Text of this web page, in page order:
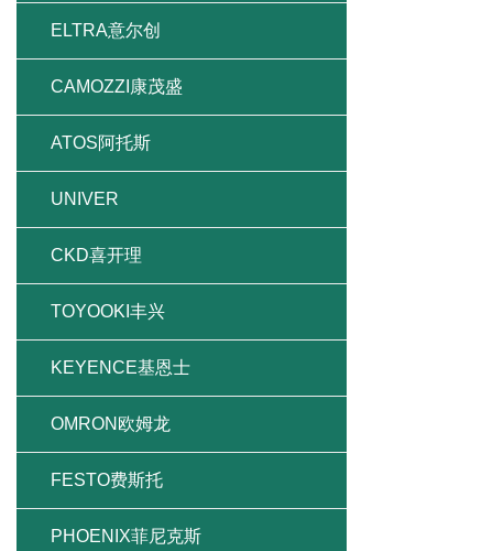
ELTRA意尔创
CAMOZZI康茂盛
ATOS阿托斯
UNIVER
CKD喜开理
TOYOOKI丰兴
KEYENCE基恩士
OMRON欧姆龙
FESTO费斯托
PHOENIX菲尼克斯